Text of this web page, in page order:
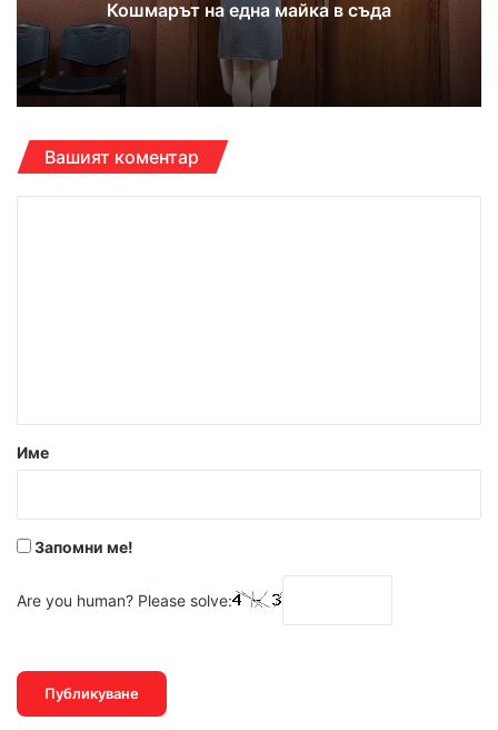
Кошмарът на една майка в съда
Вашият коментар
р
Име
Запомни ме!
Are you human? Please solve: